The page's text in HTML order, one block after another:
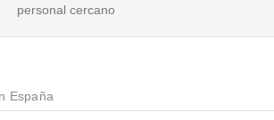
personal cercano
España